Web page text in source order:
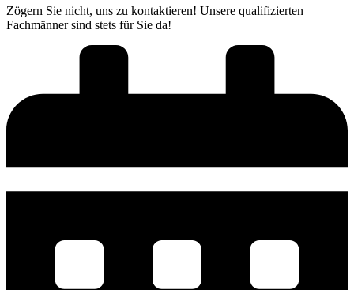
Zögern Sie nicht, uns zu kontaktieren! Unsere qualifizierten
Fachmänner sind stets für Sie da!